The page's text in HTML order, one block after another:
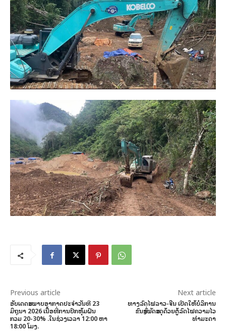
Previous article
ອັບເດດສະພາບອາກາດປະຈໍາວັນທີ 23
ມິຖຸນາ 2026 ເື້ນອທີ່ການປົກຫຸ້ມຝົນ
ກວມ 20-30% .ໃນຊ່ວງເວລາ 12:00 ຫາ
18:00 ໂມງ.
Next article
ທາງລົດໄຟລາວ-ຈີນ ເປີດໃຫ້ບໍລິການ
ຂົນສົ່ງພັດສະດຸດ້ວຍຕູ້ລົດໄຟຄວາມໄວ
ທຳມະດາ